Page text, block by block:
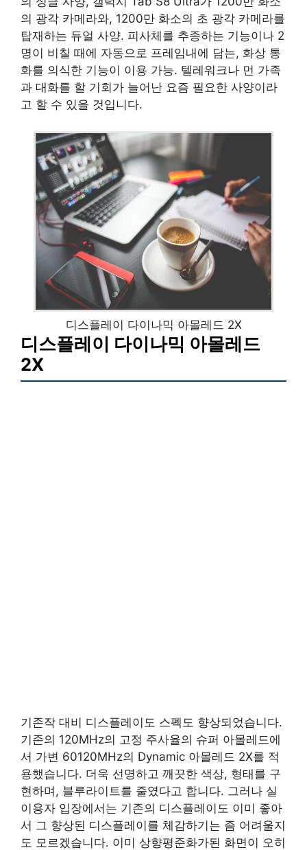
의 광각 카메라와, 1200만 화소의 초 광각 카메라를
탑재하는 듀얼 사양. 피사체를 추종하는 기능이나 2
명이 비칠 때에 자동으로 프레임내에 담는, 화상 통
화를 의식한 기능이 이용 가능. 텔레워크나 먼 가족
과 대화를 할 기회가 늘어난 요즘 필요한 사양이라
고 할 수 있을 것입니다.
디스플레이 다이나믹 아몰레드 2X
디스플레이 다이나믹 아몰레드
2X
기존작 대비 디스플레이도 스펙도 향상되었습니다.
기존의 120MHz의 고정 주사율의 슈퍼 아몰레드에
서 가변 60120MHz의 Dynamic 아몰레드 2X를 적
용했습니다. 더욱 선명하고 깨끗한 색상, 형태를 구
현하며, 블루라이트를 줄였다고 합니다. 그러나 실
이용자 입장에서는 기존의 디스플레이도 이미 좋아
서 그 향상된 디스플레이를 체감하기는 좀 어려울지
도 모르겠습니다. 이미 상향평준화가된 화면이 오히